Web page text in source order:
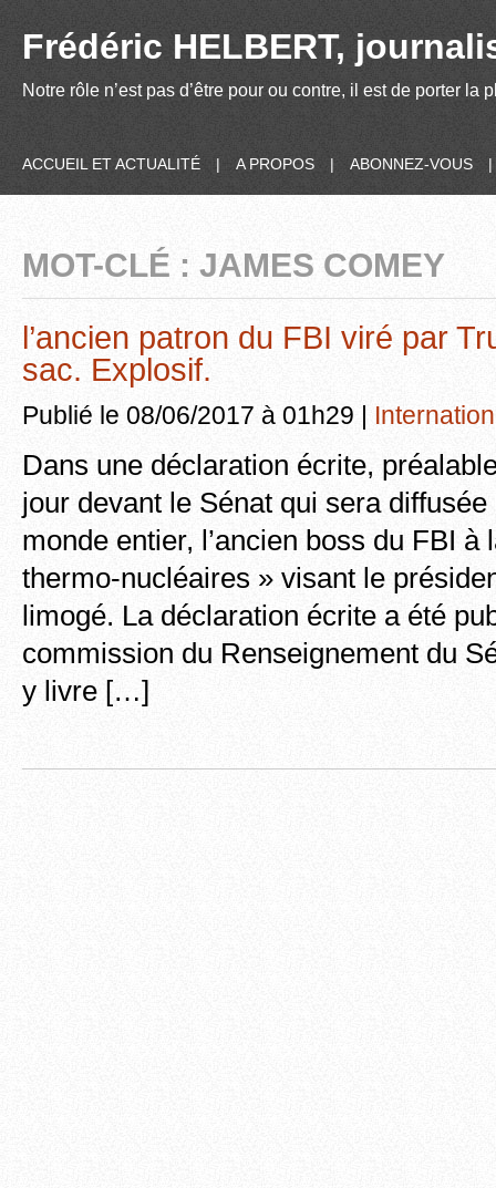
Frédéric HELBERT,
Notre rôle n’est pas d’être pour ou contre, il est de porter
ACCUEIL ET ACTUALITÉ | A PROPOS | ABONNEZ-VOUS |
MOT-CLÉ : JAMES COMEY
l’ancien patron du FBI viré par
sac. Explosif.
Publié le 08/06/2017 à 01h29 |
Dans une déclaration écrite,
jour devant le Sénat qui sera
monde entier, l’ancien boss du FBI
thermo-nucléaires » visant le
limogé. La déclaration écrite a été
commission du Renseignement du
y livre […]